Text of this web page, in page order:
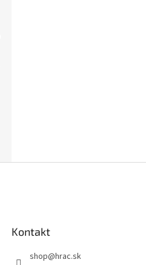
Kontakt
shop@hrac.sk